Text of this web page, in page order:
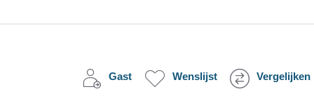
Gast Wenslijst Vergelijken